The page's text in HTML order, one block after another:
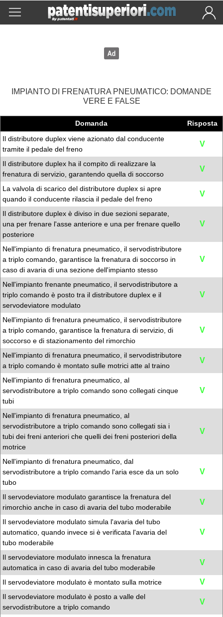
IMPIANTO DI FRENATURA PNEUMATICO: DOMANDE
VERE E FALSE
Domanda
Risposta
Il distributore duplex viene azionato dal conducente
tramite il pedale del freno
V
Il distributore duplex ha il compito di realizzare la
frenatura di servizio, garantendo quella di soccorso
V
La valvola di scarico del distributore duplex si apre
quando il conducente rilascia il pedale del freno
V
Il distributore duplex è diviso in due sezioni separate,
una per frenare l'asse anteriore e una per frenare quello
posteriore
V
Nell'impianto di frenatura pneumatico, il servodistributore
a triplo comando, garantisce la frenatura di soccorso in
caso di avaria di una sezione dell'impianto stesso
V
Nell'impianto frenante pneumatico, il servodistributore a
triplo comando è posto tra il distributore duplex e il
servodeviatore modulato
V
Nell'impianto di frenatura pneumatico, il servodistributore
a triplo comando, garantisce la frenatura di servizio, di
soccorso e di stazionamento del rimorchio
V
Nell'impianto di frenatura pneumatico, il servodistributore
a triplo comando è montato sulle motrici atte al traino
V
Nell'impianto di frenatura pneumatico, al
servodistributore a triplo comando sono collegati cinque
tubi
V
Nell'impianto di frenatura pneumatico, al
servodistributore a triplo comando sono collegati sia i
tubi dei freni anteriori che quelli dei freni posteriori della
motrice
V
Nell'impianto di frenatura pneumatico, dal
servodistributore a triplo comando l'aria esce da un solo
tubo
V
Il servodeviatore modulato garantisce la frenatura del
rimorchio anche in caso di avaria del tubo moderabile
V
Il servodeviatore modulato simula l'avaria del tubo
automatico, quando invece si è verificata l'avaria del
tubo moderabile
V
Il servodeviatore modulato innesca la frenatura
automatica in caso di avaria del tubo moderabile
V
Il servodeviatore modulato è montato sulla motrice V
Il servodeviatore modulato è posto a valle del
servodistributore a triplo comando
V